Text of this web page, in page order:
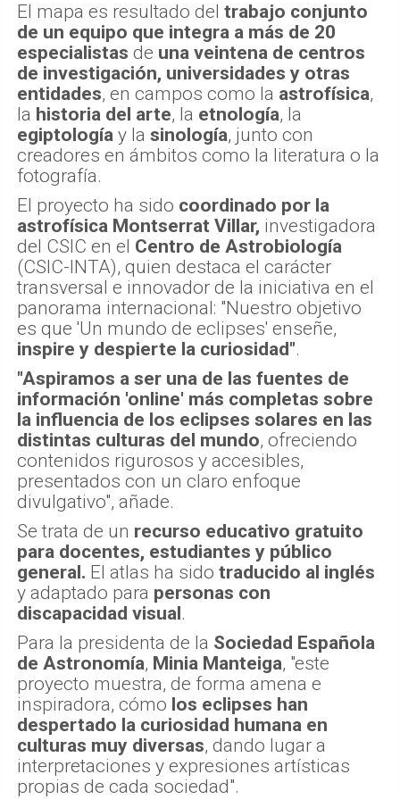
El mapa es resultado del trabajo conjunto
de un equipo que integra a más de 20
especialistas de una veintena de centros
de investigación, universidades y otras
entidades, en campos como la astrofísica,
la historia del arte, la etnología, la
egiptología y la sinología, junto con
creadores en ámbitos como la literatura o la
fotografía.
El proyecto ha sido coordinado por la
astrofísica Montserrat Villar, investigadora
del CSIC en el Centro de Astrobiología
(CSIC-INTA), quien destaca el carácter
transversal e innovador de la iniciativa en el
panorama internacional: "Nuestro objetivo
es que 'Un mundo de eclipses' enseñe,
inspire y despierte la curiosidad".
"Aspiramos a ser una de las fuentes de
información 'online' más completas sobre
la influencia de los eclipses solares en las
distintas culturas del mundo, ofreciendo
contenidos rigurosos y accesibles,
presentados con un claro enfoque
divulgativo", añade.
Se trata de un recurso educativo gratuito
para docentes, estudiantes y público
general. El atlas ha sido traducido al inglés
y adaptado para personas con
discapacidad visual.
Para la presidenta de la Sociedad Española
de Astronomía, Minia Manteiga, "este
proyecto muestra, de forma amena e
inspiradora, cómo los eclipses han
despertado la curiosidad humana en
culturas muy diversas, dando lugar a
interpretaciones y expresiones artísticas
propias de cada sociedad".